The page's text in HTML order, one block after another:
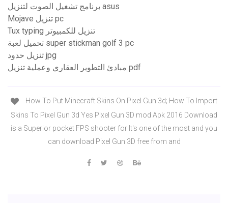
برنامج تشغيل الصوت لتنزيل asus
Mojave تنزيل pc
Tux typing تنزيل للكمبيوتر
تحميل لعبة super stickman golf 3 pc
تنزيل حدود jpg
مبادئ التطوير العقاري وعملية تنزيل pdf
How To Put Minecraft Skins On Pixel Gun 3d; How To Import
Skins To Pixel Gun 3d Yes Pixel Gun 3D mod Apk 2016 Download
is a Superior pocket FPS shooter for It's one of the most and you
can download Pixel Gun 3D free from and